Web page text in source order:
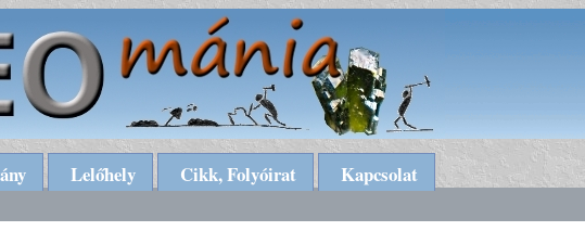
Lelőhely Cikk, Folyóirat
Kapcsolat